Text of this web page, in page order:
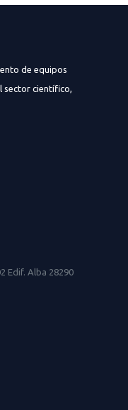
de equipos
científico,
Edif. Alba 28290